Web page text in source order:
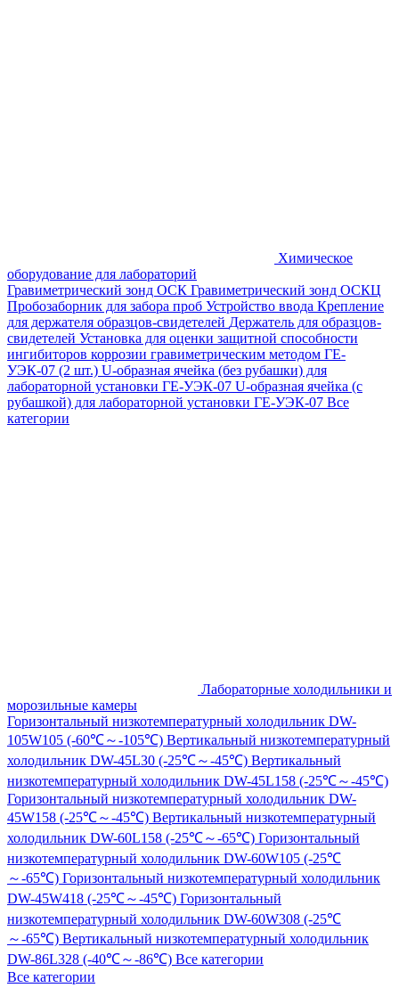
Химическое
оборудование для лабораторий
Гравиметрический зонд ОСК Гравиметрический зонд ОСКЦ
Пробозаборник для забора проб Устройство ввода Крепление
для держателя образцов-свидетелей Держатель для образцов-
свидетелей Установка для оценки защитной способности
ингибиторов коррозии гравиметрическим методом ГЕ-
УЭК-07 (2 шт.) U-образная ячейка (без рубашки) для
лабораторной установки ГЕ-УЭК-07 U-образная ячейка (с
рубашкой) для лабораторной установки ГЕ-УЭК-07 Все
категории
Лабораторные холодильники и
морозильные камеры
Горизонтальный низкотемпературный холодильник DW-
105W105 (-60℃～-105℃) Вертикальный низкотемпературный
холодильник DW-45L30 (-25℃～-45℃) Вертикальный
низкотемпературный холодильник DW-45L158 (-25℃～-45℃)
Горизонтальный низкотемпературный холодильник DW-
45W158 (-25℃～-45℃) Вертикальный низкотемпературный
холодильник DW-60L158 (-25℃～-65℃) Горизонтальный
низкотемпературный холодильник DW-60W105 (-25℃
～-65℃) Горизонтальный низкотемпературный холодильник
DW-45W418 (-25℃～-45℃) Горизонтальный
низкотемпературный холодильник DW-60W308 (-25℃
～-65℃) Вертикальный низкотемпературный холодильник
DW-86L328 (-40℃～-86℃) Все категории
Все категории